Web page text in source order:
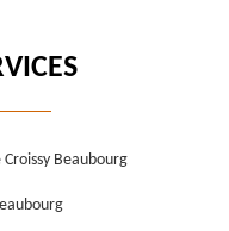
Beaubourg